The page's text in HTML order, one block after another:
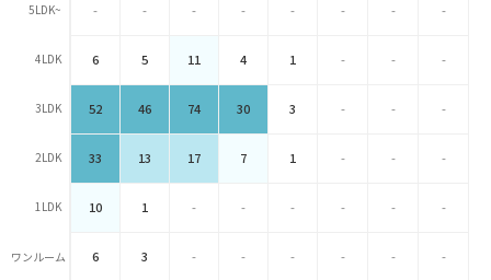
5LDK~ - - - - - - - -
4LDK 6 5 11 4 1 - - -
3LDK 52 46 74 30 3 - - -
2LDK 33 13 17 7 1 - - -
1LDK 10 1 - - - - - -
ワンルーム 6 3 - - - - - -